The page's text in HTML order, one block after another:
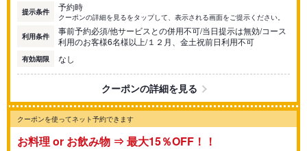
提示条件 予約時
クーポンの詳細を見るをタップして、表示される画面をご提示ください。
利用条件
事前予約必須/他サービスとの併用不可/当日提示は無効/コース
利用のお客様6名様以上/１２月、金土祝前日利用不可
有効期限 なし
クーポンの詳細を見る
クーポンを使ってネット予約できます
お料理 or お飲み物 ⇒ 最大15％OFF！！